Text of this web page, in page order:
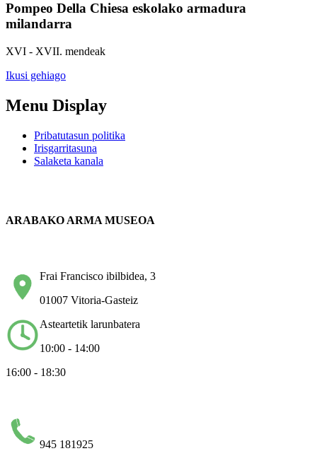
Pompeo Della Chiesa eskolako armadura
milandarra
XVI - XVII. mendeak
Ikusi gehiago
Menu Display
Pribatutasun politika
Irisgarritasuna
Salaketa kanala
ARABAKO ARMA MUSEOA
Frai Francisco ibilbidea, 3
01007 Vitoria-Gasteiz
Asteartetik larunbatera
10:00 - 14:00
16:00 - 18:30
945 181925